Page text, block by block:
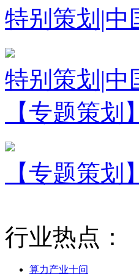
特别策划|中
特别策划|中
【专题策
【专题策
行业热点：
算力产业十问